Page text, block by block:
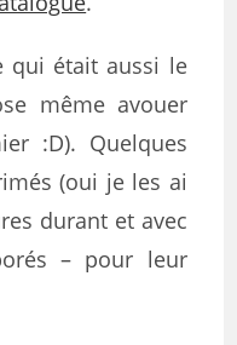
qui était aussi le
même avouer
:D). Quelques
(oui je les ai
durant et avec
– pour leur